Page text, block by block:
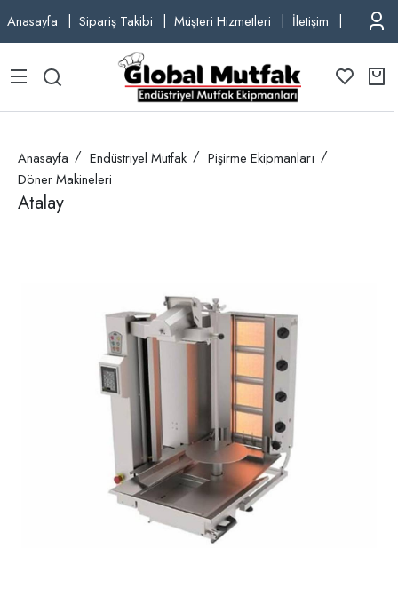
Anasayfa Sipariş Takibi Müşteri Hizmetleri İletişim TEL:
Anasayfa Endüstriyel Mutfak
Pişirme Ekipmanları
Döner Makineleri
Atalay